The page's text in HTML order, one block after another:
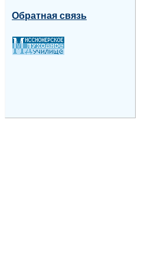
Обратная связь